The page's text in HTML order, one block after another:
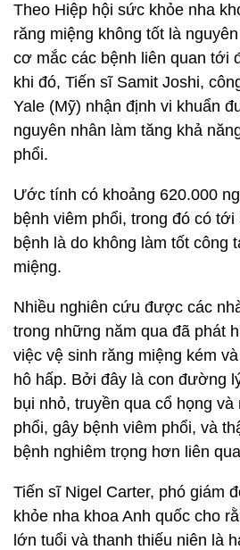
Theo Hiệp hội sức khỏe nha
răng miệng không tốt là
cơ mắc các bệnh liên quan tới
khi đó, Tiến sĩ Samit Joshi,
Yale (Mỹ) nhận định vi khuẩn
nguyên nhân làm tăng khả
phổi.
Ước tính có khoảng 620.000
bệnh viêm phổi, trong đó có
bệnh là do không làm tốt công
miệng.
Nhiều nghiên cứu được các
trong những năm qua đã phát
việc vệ sinh răng miệng kém
hô hấp. Bởi đây là con đường
bụi nhỏ, truyền qua cổ họng
phổi, gây bệnh viêm phổi, và
bệnh nghiêm trọng hơn liên
Tiến sĩ Nigel Carter, phó giám
khỏe nha khoa Anh quốc cho
lớn tuổi và thanh thiếu niên là